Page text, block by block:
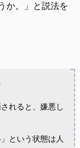
か。」と説法を
れると、嫌悪し
という状態は人